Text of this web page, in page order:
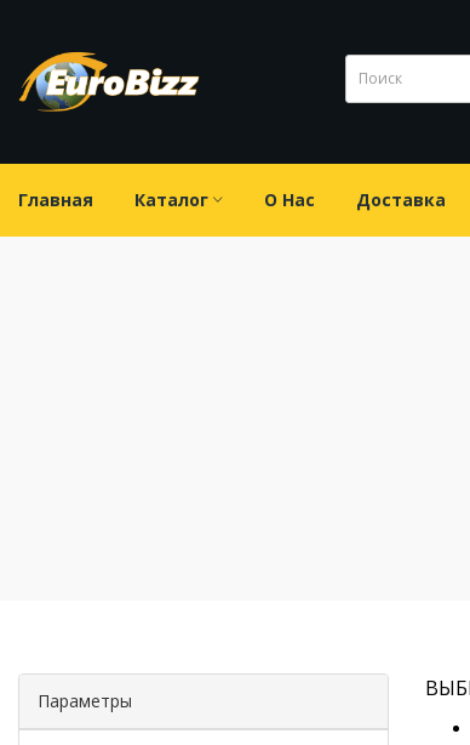
Главная Каталог О Нас Доставка
Параметры